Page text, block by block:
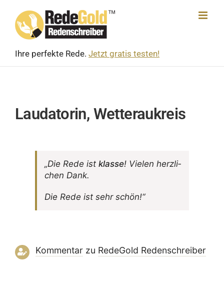
content
Ihre perfekte Rede. Jetzt gratis testen!
Laudatorin, Wetteraukreis
„Die Rede ist klasse! Vielen herz­li­
chen Dank.
Die Rede ist sehr schön!“
Kommentarzu RedeGold Reden­schreiber